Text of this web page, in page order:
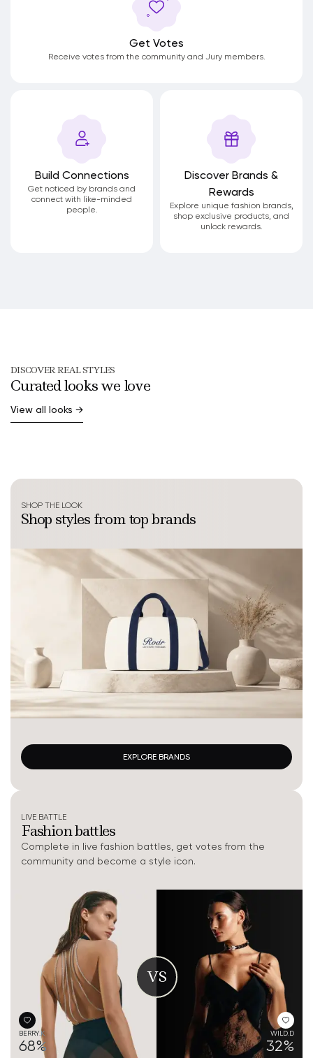
Get Votes
Receive votes from the community and Jury members.
Build Connections
Get noticed by brands and
connect with like-minded
people.
Discover Brands &
Rewards
Explore unique fashion brands,
shop exclusive products, and
unlock rewards.
DISCOVER REAL STYLES
Curated looks we love
View all looks →
SHOP THE LOOK
Shop styles from top brands
EXPLORE BRANDS
LIVE BATTLE
Fashion battles
Complete in live fashion battles, get votes from the
community and become a style icon.
VS
BERRY.K
68%
WILD.D
32%